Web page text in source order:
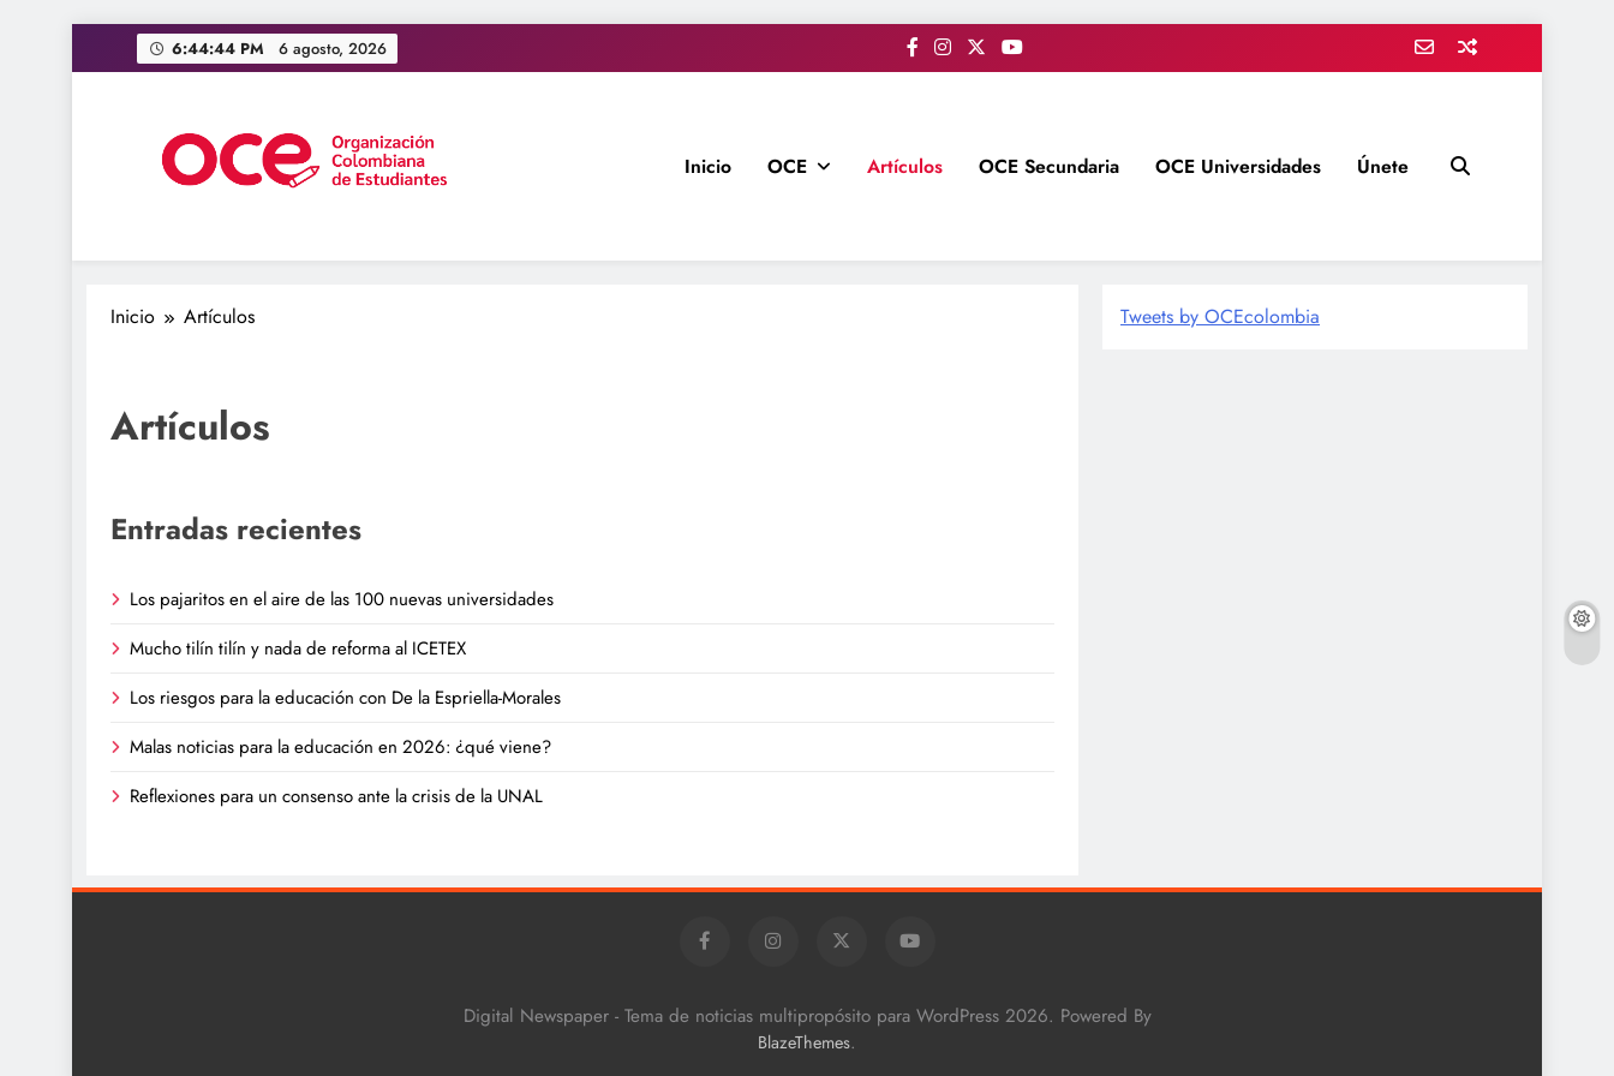
al
6:44:44 PM 6 agosto, 2026
OCE Colombia
Inicio OCE Artículos OCE Secundaria OCE Universidades Únete
Inicio Artículos
Artículos
Entradas recientes
Los pajaritos en el aire de las 100 nuevas universidades
Mucho tilín tilín y nada de reforma al ICETEX
Los riesgos para la educación con De la Espriella-Morales
Malas noticias para la educación en 2026: ¿qué viene?
Reflexiones para un consenso ante la crisis de la UNAL
Tweets by OCEcolombia
Digital Newspaper - Tema de noticias multipropósito para WordPress 2026. Powered By
BlazeThemes.